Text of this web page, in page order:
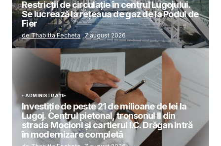
Restricții de circulație în centrul Lugojului.
Se lucrează la rețeaua de gaz de la Podul de
Fier
de Thabitta Fecheta 7 august 2026
ADMINISTRAȚIE
Investiție de peste 21 de milioane de lei la
Lugoj. Centrul pietonal, tronsonul II din
strada Mocioni și cartierul I.C. Drăgan intră
în modernizare completă